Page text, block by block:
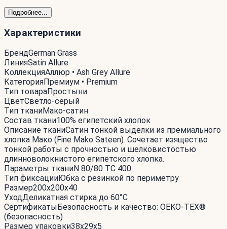
Подробнее...
Характеристики
БрендGerman Grass
ЛинияSatin Allure
КоллекцияАллюр • Ash Grey Allure
КатегорияПремиум • Premium
Тип товараПростыни
ЦветСветло-серый
Тип тканиМако-сатин
Состав ткани100% египетский хлопок
Описание тканиСатин тонкой выделки из премиального
хлопка Мако (Fine Mako Sateen). Сочетает изящество
тонкой работы с прочностью и шелковистостью
длинноволокнистого египетского хлопка.
Параметры тканиN 80/80 TC 400
Тип фиксацииЮбка с резинкой по периметру
Размер200x200x40
УходДеликатная стирка до 60°С
СертификатыБезопасность и качество: OEKO-TEX®
(безопасность)
Размер упаковки38x29x5